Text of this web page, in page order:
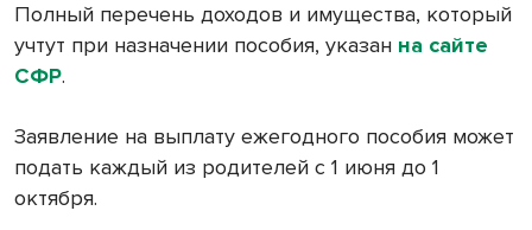
Полный перечень доходов и имущества, который
учтут при назначении пособия, указан на сайте
СФР.
Заявление на выплату ежегодного пособия может
подать каждый из родителей с 1 июня до 1
октября.